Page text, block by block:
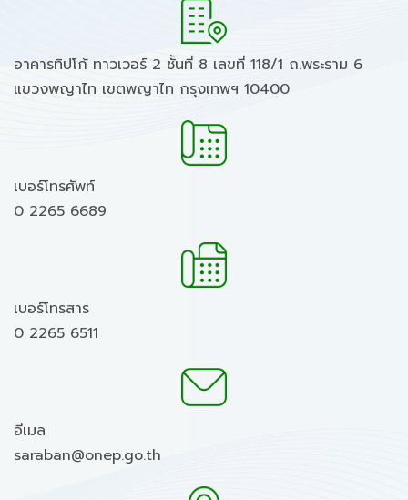
อาคารทิปโก้ ทาวเวอร์ 2 ชั้นที่ 8 เลขที่ 118/1 ถ.พระราม 6
แขวงพญาไท เขตพญาไท กรุงเทพฯ 10400
เบอร์โทรศัพท์
0 2265 6689
เบอร์โทรสาร
0 2265 6511
อีเมล
saraban@onep.go.th